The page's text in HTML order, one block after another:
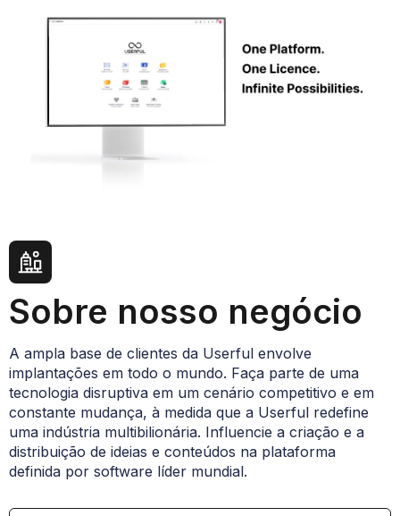
Sobre nosso negócio
A ampla base de clientes da Userful envolve
implantações em todo o mundo. Faça parte de uma
tecnologia disruptiva em um cenário competitivo e em
constante mudança, à medida que a Userful redefine
uma indústria multibilionária. Influencie a criação e a
distribuição de ideias e conteúdos na plataforma
definida por software líder mundial.